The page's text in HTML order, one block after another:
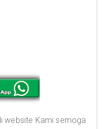
website Kami semoga